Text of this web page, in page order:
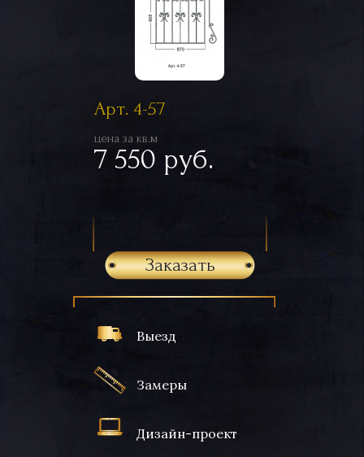
Выезд
Замеры
Дизайн-проект
Арт. 4-57
цена за кв.м
7 550 руб.
Заказать